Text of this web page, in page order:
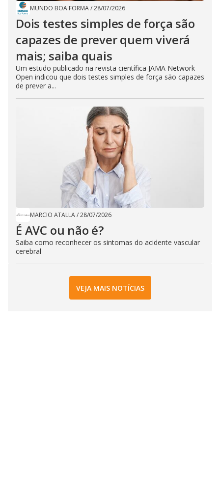
MUNDO BOA FORMA/28/07/2026
Dois testes simples de força são
capazes de prever quem viverá
mais; saiba quais
Um estudo publicado na revista científica JAMA Network
Open indicou que dois testes simples de força são capazes
de prever a...
MARCIO ATALLA/28/07/2026
É AVC ou não é?
Saiba como reconhecer os sintomas do acidente vascular
cerebral
VEJA MAIS NOTÍCIAS